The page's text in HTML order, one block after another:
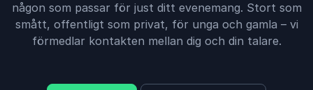
någon som passar för just ditt evenemang. Stort som
smått, offentligt som privat, för unga och gamla – vi
förmedlar kontakten mellan dig och din talare.